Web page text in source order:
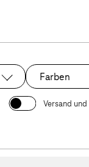
Farben
Versand